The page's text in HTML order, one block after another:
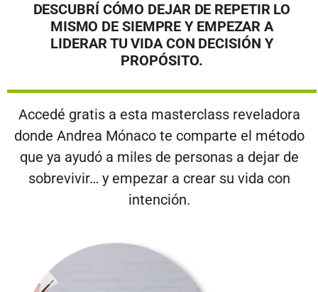
DESCUBRÍ CÓMO DEJAR DE REPETIR LO
MISMO DE SIEMPRE Y EMPEZAR A
LIDERAR TU VIDA CON DECISIÓN Y
PROPÓSITO.
Accedé gratis a esta masterclass reveladora
donde Andrea Mónaco te comparte el método
que ya ayudó a miles de personas a dejar de
sobrevivir… y empezar a crear su vida con
intención.